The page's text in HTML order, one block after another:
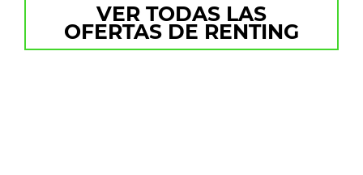
VER TODAS LAS
OFERTAS DE RENTING